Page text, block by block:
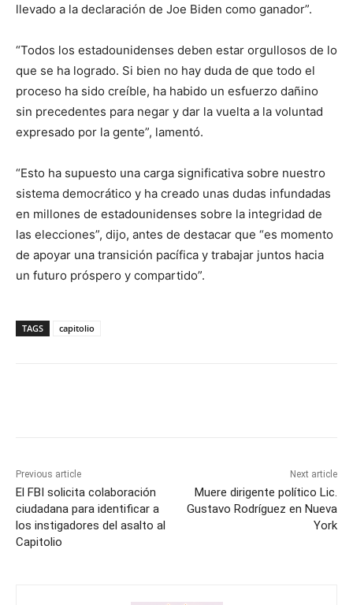
llevado a la declaración de Joe Biden como ganador”.
“Todos los estadounidenses deben estar orgullosos de lo
que se ha logrado. Si bien no hay duda de que todo el
proceso ha sido creíble, ha habido un esfuerzo dañino
sin precedentes para negar y dar la vuelta a la voluntad
expresado por la gente”, lamentó.
“Esto ha supuesto una carga significativa sobre nuestro
sistema democrático y ha creado unas dudas infundadas
en millones de estadounidenses sobre la integridad de
las elecciones”, dijo, antes de destacar que “es momento
de apoyar una transición pacífica y trabajar juntos hacia
un futuro próspero y compartido”.
TAGS capitolio
Previous article
El FBI solicita colaboración
ciudadana para identificar a
los instigadores del asalto al
Capitolio
Next article
Muere dirigente político Lic.
Gustavo Rodríguez en Nueva
York